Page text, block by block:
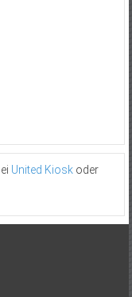
United Kioskoder